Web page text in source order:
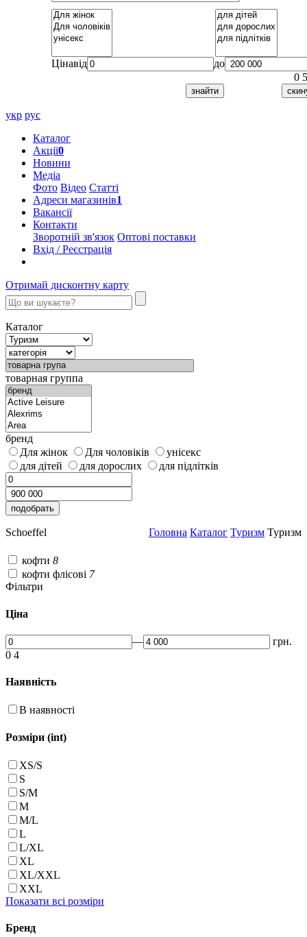
Цінавід
до
0
укр рус
Каталог
Акції0
Новини
Медіа
Фото Відео Статті
Адреси магазинів1
Вакансії
Контакти
Зворотній зв'язок Оптові поставки
Вхід / Реєстрація
Отримай дисконтну карту
Каталог
товарная группа
бренд
Для жінок
Для чоловіків
унісекс
для дітей
для дорослих для підлітків
Schoeffel Головна Каталог Туризм Туризм
кофти 8
кофти флісові 7
Фільтри
Ціна
—
грн.
0 4
Наявність
В наявності
Розміри (int)
XS/S
S
S/M
M
M/L
L
L/XL
XL
XL/XXL
XXL
Показати всі розміри
Бренд